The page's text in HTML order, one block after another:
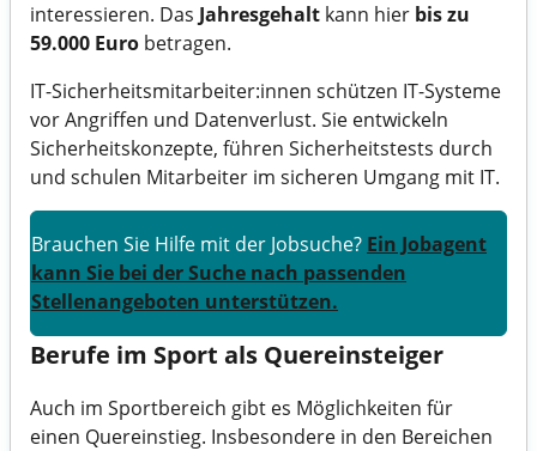
interessieren. Das Jahresgehalt kann hier bis zu
59.000 Euro betragen.
IT-Sicherheitsmitarbeiter:innen schützen IT-Systeme
vor Angriffen und Datenverlust. Sie entwickeln
Sicherheitskonzepte, führen Sicherheitstests durch
und schulen Mitarbeiter im sicheren Umgang mit IT.
Brauchen Sie Hilfe mit der Jobsuche? Ein Jobagent
kann Sie bei der Suche nach passenden
Stellenangeboten unterstützen.
Berufe im Sport als Quereinsteiger
Auch im Sportbereich gibt es Möglichkeiten für
einen Quereinstieg. Insbesondere in den Bereichen